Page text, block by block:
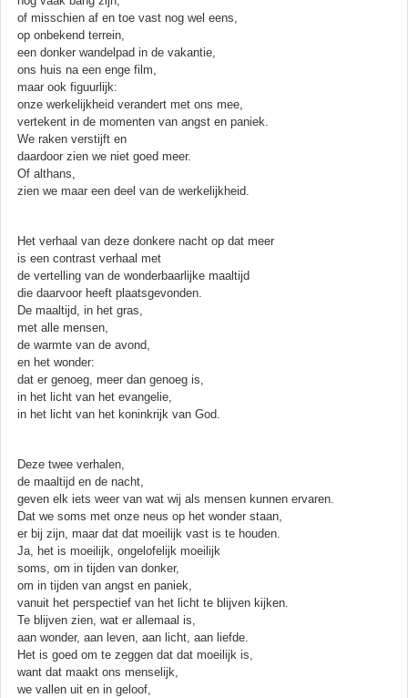
of misschien af en toe vast nog wel eens,
op onbekend terrein,
een donker wandelpad in de vakantie,
ons huis na een enge film,
maar ook figuurlijk:
onze werkelijkheid verandert met ons mee,
vertekent in de momenten van angst en paniek.
We raken verstijft en
daardoor zien we niet goed meer.
Of althans,
zien we maar een deel van de werkelijkheid.
Het verhaal van deze donkere nacht op dat meer
is een contrast verhaal met
de vertelling van de wonderbaarlijke maaltijd
die daarvoor heeft plaatsgevonden.
De maaltijd, in het gras,
met alle mensen,
de warmte van de avond,
en het wonder:
dat er genoeg, meer dan genoeg is,
in het licht van het evangelie,
in het licht van het koninkrijk van God.
Deze twee verhalen,
de maaltijd en de nacht,
geven elk iets weer van wat wij als mensen kunnen ervaren.
Dat we soms met onze neus op het wonder staan,
er bij zijn, maar dat dat moeilijk vast is te houden.
Ja, het is moeilijk, ongelofelijk moeilijk
soms, om in tijden van donker,
om in tijden van angst en paniek,
vanuit het perspectief van het licht te blijven kijken.
Te blijven zien, wat er allemaal is,
aan wonder, aan leven, aan licht, aan liefde.
Het is goed om te zeggen dat dat moeilijk is,
want dat maakt ons menselijk,
we vallen uit en in geloof,